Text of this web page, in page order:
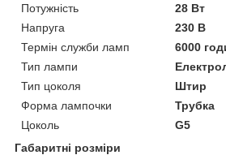
Потужність
28 Вт
Напруга
230 В
Термін служби ламп
6000
Тип лампи
Тип цоколя
Штир
Форма лампочки
Трубка
Цоколь
G5
Габаритні розміри